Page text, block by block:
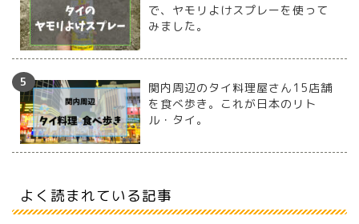
で、ヤモリよけスプレーを使って
みました。
関内周辺のタイ料理屋さん15店舗
を食べ歩き。これが日本のリト
ル・タイ。
よく読まれている記事